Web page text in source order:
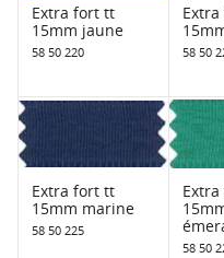
Extra fort tt
15mm jaune
58 50 220 58 50
Extra fort tt
15mm marine
58 50 225
58 50